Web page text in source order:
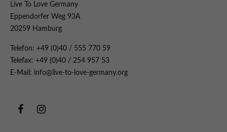
Live To Love Germany
Eppendorfer Weg 93A
20259 Hamburg
Telefon: +49 (0)40 / 555 770 59
Telefax: +49 (0)40 / 254 957 53
E-Mail: info@live-to-love-germany.org